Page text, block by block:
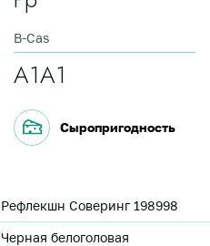
B-Cas
А1А1
Сыропригодность
Рефлекшн Соверинг 198998
Черная белоголовая